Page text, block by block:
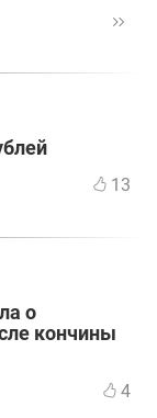
13
о
кончины
4